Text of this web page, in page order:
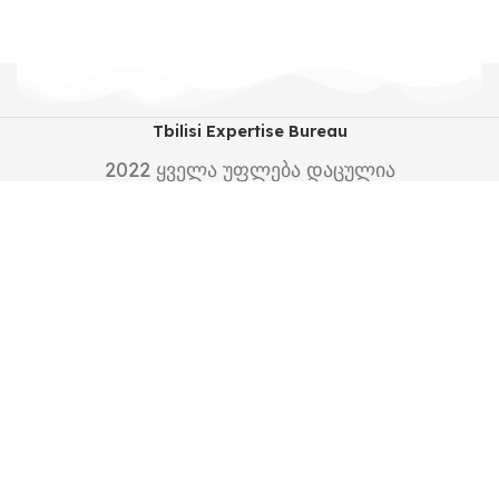
Tbilisi Expertise Bureau
2022 ყველა უფლება დაცულია